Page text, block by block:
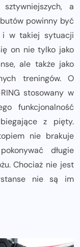
a
powinny być
i w takiej sytuacji
on nie tylko jako
ale także jako
treningów. O
stosowany w
funkcjonalność
z pięty.
nie brakuje
długie
Chociaż nie jest
nie są im